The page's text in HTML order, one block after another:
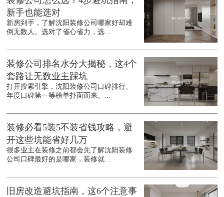
新手也能选对
新房到手，了解沈阳装修公司哪家好却难
倒无数人。选对了省心省力，选...
装修公司排名水分大揭秘，这4个
套路让无数业主踩坑
打开搜索引擎，沈阳装修公司口碑排行、
年度口碑第一等榜单扑面而来。...
装修必看5装5不装省钱攻略，避
开这些坑能省好几万
很多业主在装修之前都会先了解沈阳装修
公司口碑最好的是哪家，装修就...
旧房改造避坑指南，这6个注意事